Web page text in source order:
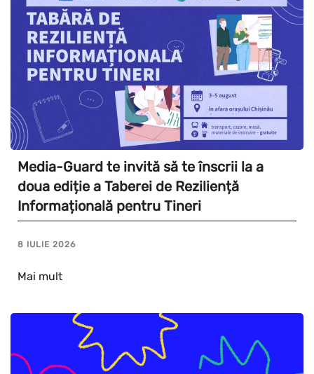
Media-Guard te invită să te înscrii la a
doua ediție a Taberei de Reziliență
Informațională pentru Tineri
8 IULIE 2026
Mai mult